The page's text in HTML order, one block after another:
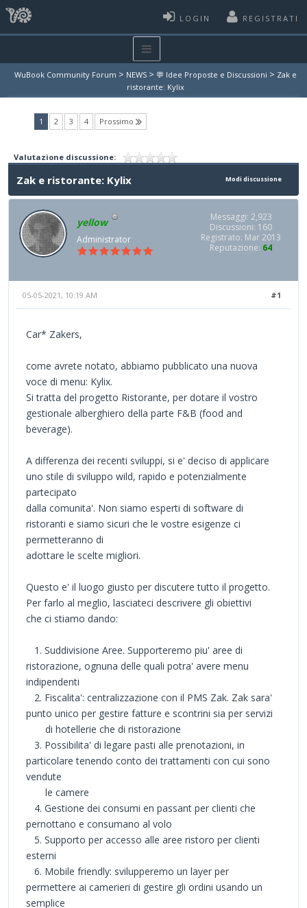
LOGIN REGISTRATI
WuBook Community Forum > NEWS > 💬 Idee Proposte e Discussioni > Zak e
ristorante: Kylix
1 (current)
2 3 4 Prossimo
Valutazione discussione:
Modi discussione
Zak e ristorante: Kylix
yellow
Administrator
Messaggi: 2,923
Discussioni: 160
Registrato: Mar 2013
Reputazione: 64
#1
05-05-2021, 10:19 AM
Car* Zakers,
come avrete notato, abbiamo pubblicato una nuova
voce di menu: Kylix.
Si tratta del progetto Ristorante, per dotare il vostro
gestionale alberghiero della parte F&B (food and
beverage).
A differenza dei recenti sviluppi, si e' deciso di applicare
uno stile di sviluppo wild, rapido e potenzialmente
partecipato
dalla comunita'. Non siamo esperti di software di
ristoranti e siamo sicuri che le vostre esigenze ci
permetteranno di
adottare le scelte migliori.
Questo e' il luogo giusto per discutere tutto il progetto.
Per farlo al meglio, lasciateci descrivere gli obiettivi
che ci stiamo dando:
1. Suddivisione Aree. Supporteremo piu' aree di
ristorazione, ognuna delle quali potra' avere menu
indipendenti
2. Fiscalita': centralizzazione con il PMS Zak. Zak sara'
punto unico per gestire fatture e scontrini sia per servizi
di hotellerie che di ristorazione
3. Possibilita' di legare pasti alle prenotazioni, in
particolare tenendo conto dei trattamenti con cui sono
vendute
le camere
4. Gestione dei consumi en passant per clienti che
pernottano e consumano al volo
5. Supporto per accesso alle aree ristoro per clienti
esterni
6. Mobile friendly: svilupperemo un layer per
permettere ai camerieri di gestire gli ordini usando un
semplice